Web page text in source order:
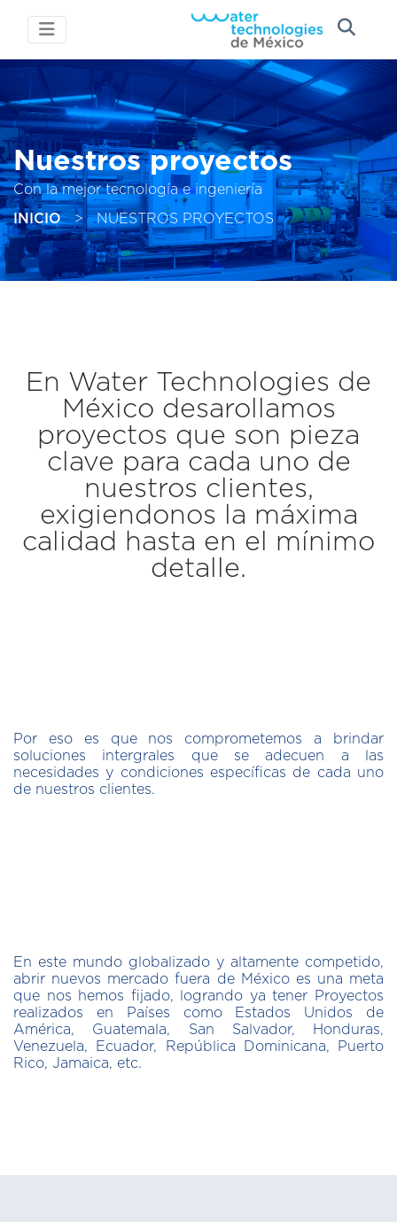
Nuestros proyectos
Con la mejor tecnología e ingeniería
INICIO > NUESTROS PROYECTOS
En Water Technologies de
México desarollamos
proyectos que son pieza
clave para cada uno de
nuestros clientes,
exigiendonos la máxima
calidad hasta en el mínimo
detalle.
Por eso es que nos comprometemos a brindar
soluciones intergrales que se adecuen a las
necesidades y condiciones específicas de cada uno
de nuestros clientes.
En este mundo globalizado y altamente competido,
abrir nuevos mercado fuera de México es una meta
que nos hemos fijado, logrando ya tener Proyectos
realizados en Países como Estados Unidos de
América, Guatemala, San Salvador, Honduras,
Venezuela, Ecuador, República Dominicana, Puerto
Rico, Jamaica, etc.